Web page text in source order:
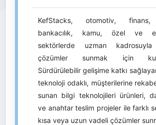
KefStacks, otomotiv,
bankacılık, kamu, özel ve
sektörlerde uzman
çözümler sunmak için
Sürdürülebilir gelişime katkı
teknoloji odaklı, müşterilerine
sunan bilgi teknolojileri ürünleri,
ve anahtar teslim projeler ile farklı
kısa veya uzun vadeli çözümler